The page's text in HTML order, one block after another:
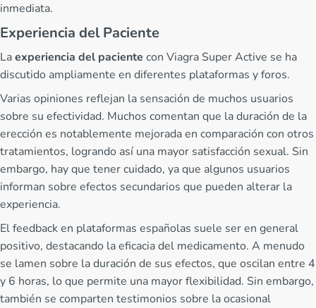
inmediata.
Experiencia del Paciente
Laexperiencia del paciente con Viagra Super Active se ha
discutido ampliamente en diferentes plataformas y foros.
Varias opiniones reflejan la sensación de muchos usuarios
sobre su efectividad. Muchos comentan que la duración de la
erección es notablemente mejorada en comparación con otros
tratamientos, logrando así una mayor satisfacción sexual. Sin
embargo, hay que tener cuidado, ya que algunos usuarios
informan sobre efectos secundarios que pueden alterar la
experiencia.
El feedback en plataformas españolas suele ser en general
positivo, destacando la eficacia del medicamento. A menudo
se lamen sobre la duración de sus efectos, que oscilan entre 4
y 6 horas, lo que permite una mayor flexibilidad. Sin embargo,
también se comparten testimonios sobre la ocasional